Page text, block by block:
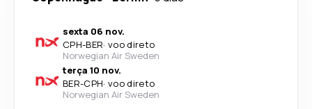
sexta 06 nov.
CPH-BER· voo direto
Norwegian Air Sweden
terça 10 nov.
BER-CPH· voo direto
Norwegian Air Sweden